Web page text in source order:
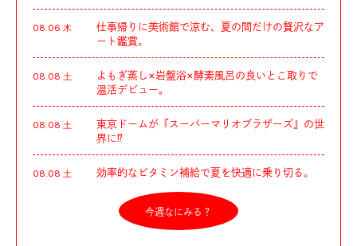
08.06 木
仕事帰りに美術館で涼む、夏の間だけの贅沢なア
ート鑑賞。
08.08 土
よもぎ蒸し×岩盤浴×酵素風呂の良いとこ取りで
温活デビュー。
08.08 土
東京ドームが『スーパーマリオブラザーズ』の世
界に⁉︎
08.08 土 効率的なビタミン補給で夏を快適に乗り切る。
今週なにみる？